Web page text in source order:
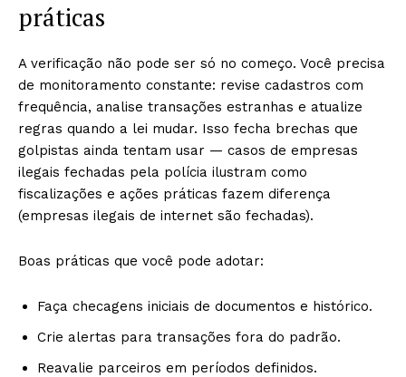
práticas
A verificação não pode ser só no começo. Você precisa
de monitoramento constante: revise cadastros com
frequência, analise transações estranhas e atualize
regras quando a lei mudar. Isso fecha brechas que
golpistas ainda tentam usar — casos de empresas
ilegais fechadas pela polícia ilustram como
fiscalizações e ações práticas fazem diferença
(empresas ilegais de internet são fechadas).
Boas práticas que você pode adotar:
Faça checagens iniciais de documentos e histórico.
Crie alertas para transações fora do padrão.
Reavalie parceiros em períodos definidos.